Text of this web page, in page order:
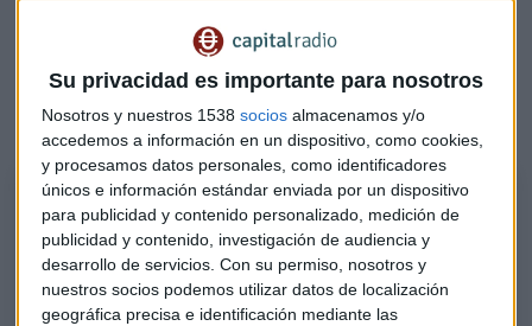
Su privacidad es importante para nosotros
Nosotros y nuestros 1538 socios almacenamos y/o
accedemos a información en un dispositivo, como cookies,
y procesamos datos personales, como identificadores
únicos e información estándar enviada por un dispositivo
para publicidad y contenido personalizado, medición de
publicidad y contenido, investigación de audiencia y
desarrollo de servicios. Con su permiso, nosotros y
nuestros socios podemos utilizar datos de localización
geográfica precisa e identificación mediante las
en materia de vacunación y ahora lo estamos pagando”.
Escucha aquí la entrevista completa con Fran García
Cabello:
Especial Día De La Salud -Entrevista Antonio Garamendi, presidente
de la CEOE
La clave de la recuperación es la vacunación, señala en Capital Radio.
Cree que Europa no ha estado a la altura en esta materia y ahora lo
estamos pagando”.